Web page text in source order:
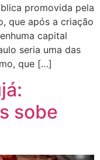
promovida pela
que após a criação
capital
seria uma das
que […]
sobe